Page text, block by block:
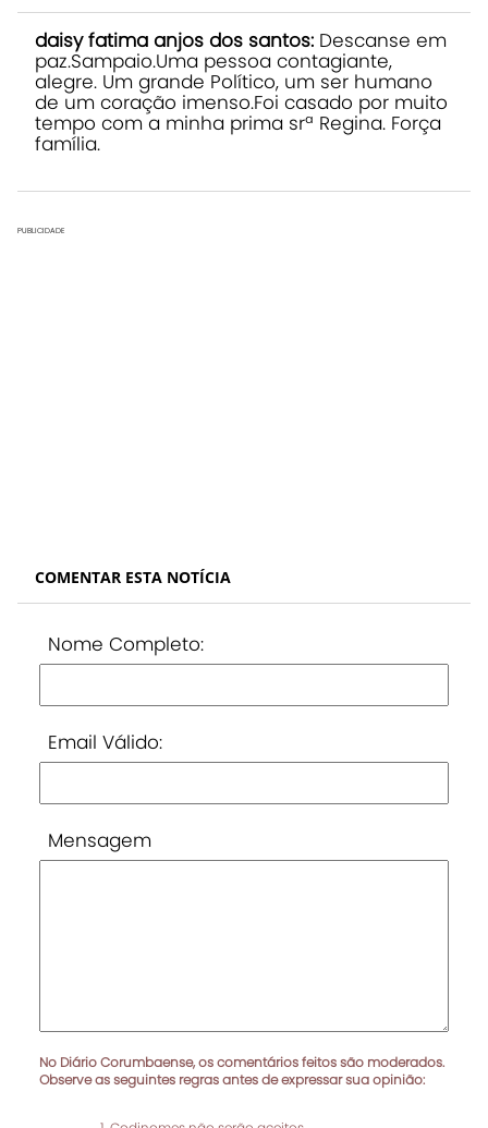
daisy fatima anjos dos santos: Descanse em
paz.Sampaio.Uma pessoa contagiante,
alegre. Um grande Político, um ser humano
de um coração imenso.Foi casado por muito
tempo com a minha prima srª Regina. Força
família.
PUBLICIDADE
COMENTAR ESTA NOTÍCIA
Nome Completo:
Email Válido:
Mensagem
No Diário Corumbaense, os comentários feitos são moderados.
Observe as seguintes regras antes de expressar sua opinião: